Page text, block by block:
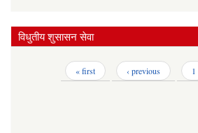
विधुतीय शुसासन सेवा
« first ‹ previous 1